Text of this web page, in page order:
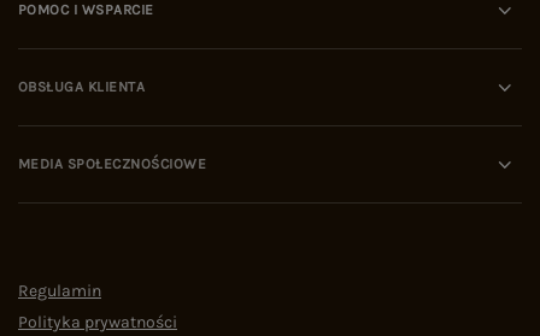
POMOC I WSPARCIE
OBSŁUGA KLIENTA
MEDIA SPOŁECZNOŚCIOWE
Regulamin
Polityka prywatności